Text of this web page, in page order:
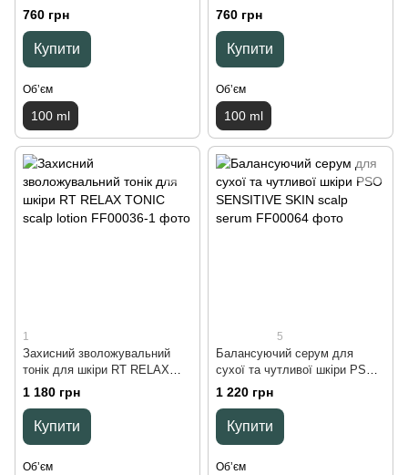
scaler 8%, 100 ml
760 грн
Купити
Обʼєм
100 ml
SCALP ENZYME SCALER
HOME, 100 ml
760 грн
Купити
Обʼєм
100 ml
1
Захисний зволожувальний
тонік для шкіри RT RELAX
TONIC scalp lotion, 50 ml
1 180 грн
Купити
Обʼєм
5
Балансуючий серум для
сухої та чутливої шкіри PSO
SENSITIVE SKIN scalp serum,
1 220 грн
Купити
Обʼєм